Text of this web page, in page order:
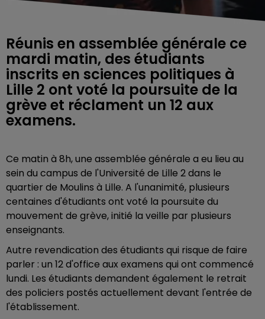
Réunis en assemblée générale ce
mardi matin, des étudiants
inscrits en sciences politiques à
Lille 2 ont voté la poursuite de la
grève et réclament un 12 aux
examens.
Ce matin à 8h, une assemblée générale a eu lieu au
sein du campus de l'Université de Lille 2 dans le
quartier de Moulins à Lille. A l'unanimité, plusieurs
centaines d'étudiants ont voté la poursuite du
mouvement de grève, initié la veille par plusieurs
enseignants.
Autre revendication des étudiants qui risque de faire
parler : un 12 d'office aux examens qui ont commencé
lundi. Les étudiants demandent également le retrait
des policiers postés actuellement devant l'entrée de
l'établissement.